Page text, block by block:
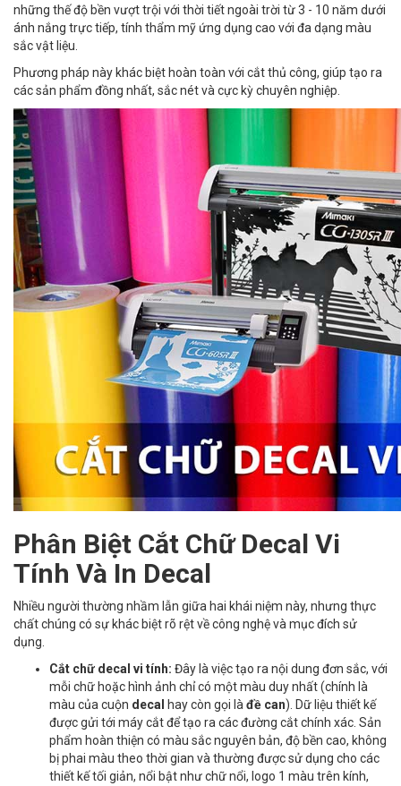
những thế độ bền vượt trội với thời tiết ngoài trời từ 3 - 10 năm dưới
ánh nắng trực tiếp, tính thẩm mỹ ứng dụng cao với đa dạng màu
sắc vật liệu.
Phương pháp này khác biệt hoàn toàn với cắt thủ công, giúp tạo ra
các sản phẩm đồng nhất, sắc nét và cực kỳ chuyên nghiệp.
Phân Biệt Cắt Chữ Decal Vi
Tính Và In Decal
Nhiều người thường nhầm lẫn giữa hai khái niệm này, nhưng thực
chất chúng có sự khác biệt rõ rệt về công nghệ và mục đích sử
dụng.
Cắt chữ decal vi tính: Đây là việc tạo ra nội dung đơn sắc, với
mỗi chữ hoặc hình ảnh chỉ có một màu duy nhất (chính là
màu của cuộn decal hay còn gọi là đề can). Dữ liệu thiết kế
được gửi tới máy cắt để tạo ra các đường cắt chính xác. Sản
phẩm hoàn thiện có màu sắc nguyên bản, độ bền cao, không
bị phai màu theo thời gian và thường được sử dụng cho các
thiết kế tối giản, nổi bật như chữ nổi, logo 1 màu trên kính,